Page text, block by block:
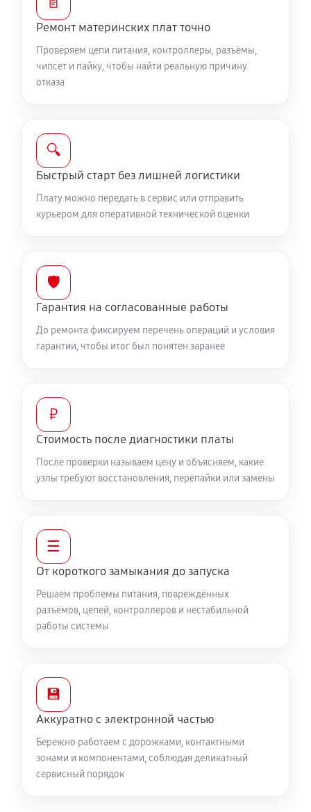
Ремонт материнских плат точно
Проверяем цепи питания, контроллеры, разъёмы,
чипсет и пайку, чтобы найти реальную причину
отказа
🔍
Быстрый старт без лишней логистики
Плату можно передать в сервис или отправить
курьером для оперативной технической оценки
🛡️
Гарантия на согласованные работы
До ремонта фиксируем перечень операций и условия
гарантии, чтобы итог был понятен заранее
₽
Стоимость после диагностики платы
После проверки называем цену и объясняем, какие
узлы требуют восстановления, перепайки или замены
☰
От короткого замыкания до запуска
Решаем проблемы питания, повреждённых
разъёмов, цепей, контроллеров и нестабильной
работы системы
💾
Аккуратно с электронной частью
Бережно работаем с дорожками, контактными
зонами и компонентами, соблюдая деликатный
сервисный порядок